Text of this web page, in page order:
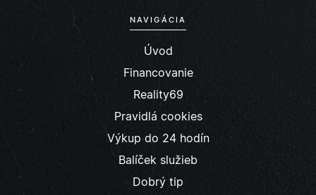
NAVIGÁCIA
Úvod
Financovanie
Reality69
Pravidlá cookies
Výkup do 24 hodín
Balíček služieb
Dobrý tip